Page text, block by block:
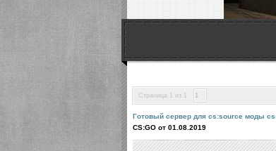
Страница 1 из 1 1
Готовый сервер для cs:source моды
CS:GO от 01.08.2019